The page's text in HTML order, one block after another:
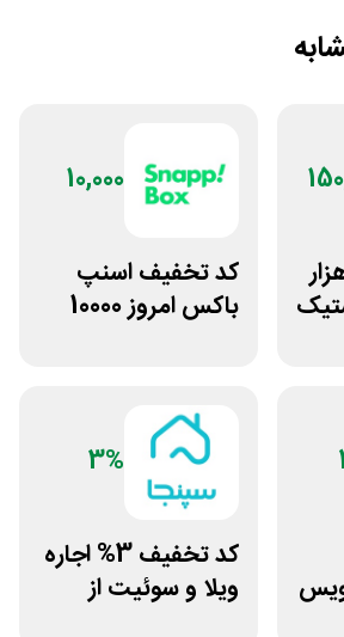
150 هزار
10,000
کد تخفیف اسنپ
باکس امروز 10000
3%
کد تخفیف 3% اجاره
ویلا و سوئیت از